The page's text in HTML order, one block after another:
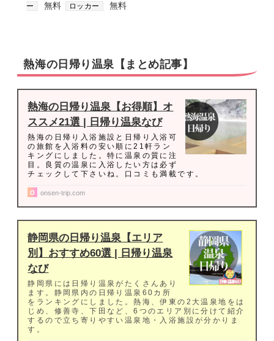
ー 無料 ロッカー 無料
熱海の日帰り温泉【まとめ記事】
熱海の日帰り温泉【お得順】オ
ススメ21選 | 日帰り温泉なび
熱海の日帰り入浴施設と日帰り入浴可
の旅館を入浴料の安い順に21軒ラン
キングにしました。特に温泉の質に注
目。良質の温泉に入浴したい方は必ず
チェックして下さいね。口コミも満載です。
onsen-trip.com
静岡県の日帰り温泉【エリア
別】おすすめ60選 | 日帰り温泉
なび
静岡県には日帰り温泉がたくさんあり
ます。静岡県内の日帰り温泉60カ所
をランキングにしました。熱海、伊東の2大温泉地をは
じめ、修善寺、下田など、6つのエリア別に分けて紹介
するので立ち寄りやすい温泉地・入浴施設が分かりま
す。